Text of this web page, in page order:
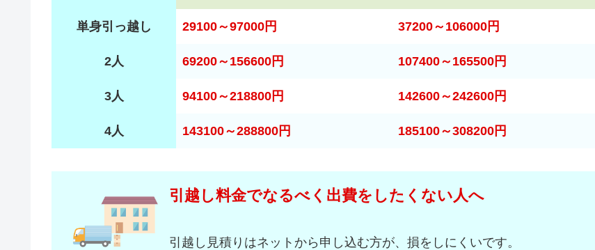
単身引っ越し 29100～97000円 37200～106000円
2人 69200～156600円 107400～165500円
3人 94100～218800円 142600～242600円
4人 143100～288800円 185100～308200円
引越し料金でなるべく出費をしたくない人へ
引越し見積りはネットから申し込む方が、損をしにくいです。